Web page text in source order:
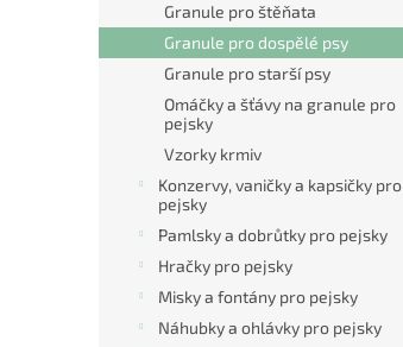
l
Granule pro štěňata
Granule pro dospělé psy
Granule pro starší psy
Omáčky a šťávy na granule pro
pejsky
Vzorky krmiv
Konzervy, vaničky a kapsičky pro
pejsky
Pamlsky a dobrůtky pro pejsky
Hračky pro pejsky
Misky a fontány pro pejsky
Náhubky a ohlávky pro pejsky